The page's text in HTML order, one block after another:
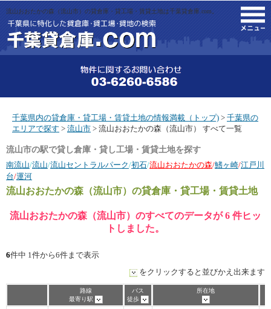
流山おおたかの森（流山市）の貸倉庫・貸工場・賃貸土地は千葉貸倉庫.com。
千葉県内の貸倉庫・貸工場・賃貸土地の情報満載（トップ) > 千葉県の
エリアで探す > 流山市 > 流山おおたかの森（流山市） すべて一覧
流山市の駅で貸し倉庫・貸し工場・賃貸土地を探す
南流山/流山/流山セントラルパーク/初石/流山おおたかの森/鰭ヶ崎/江戸川
台/運河
流山おおたかの森（流山市） の貸倉庫・貸工場・賃貸土地
流山おおたかの森（流山市）のすべてのデータが 6 件ヒッ
トしました。
6件中 1件から6件まで表示
をクリックすると並びかえ出来ます
路線
最寄り駅
バス
徒歩
所在地